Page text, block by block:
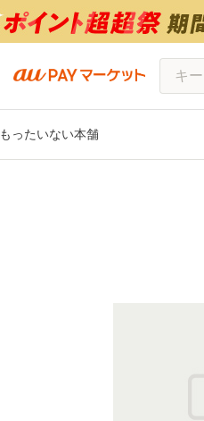
もったいない本舗